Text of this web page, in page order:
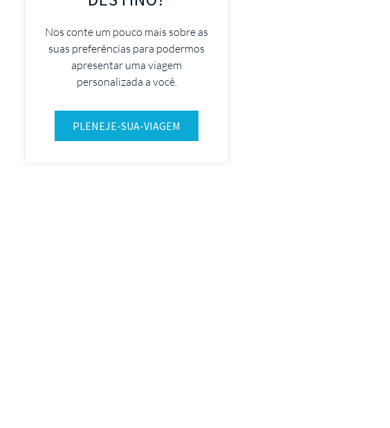
Nos conte um pouco mais sobre as
suas preferências para podermos
apresentar uma viagem
personalizada a você.
PLENEJE-SUA-VIAGEM